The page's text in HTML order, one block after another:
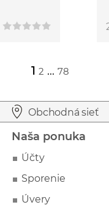
1 2 ... 78
Obchodná sieť
Naša ponuka
Účty
Sporenie
Úvery